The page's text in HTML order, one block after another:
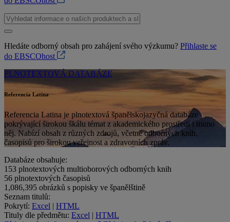
Hledáte odborný obsah pro zahájení svého výzkumu? Přihlaste se
do EBSCOhost
PLNOTEXTOVÁ DATABÁZE
Referencia Latina
Referencia Latina je plnotextová španělskojazyčná databáze
pokrývající širokou škálu témat z akademického prostředí i mimo
něj. Nabízí obsah z různých zdrojů, včetně odborných knih,
časopisů pro širokou veřejnost a zdravotních zpráv.
Databáze obsahuje:
153 plnotextových multioborových odborných knih
56 plnotextových časopisů
1,086,395 obrázků s popisky ve španělštině
Seznam titulů:
Pokrytí: Excel | HTML
Tituly dle předmětu: Excel | HTML